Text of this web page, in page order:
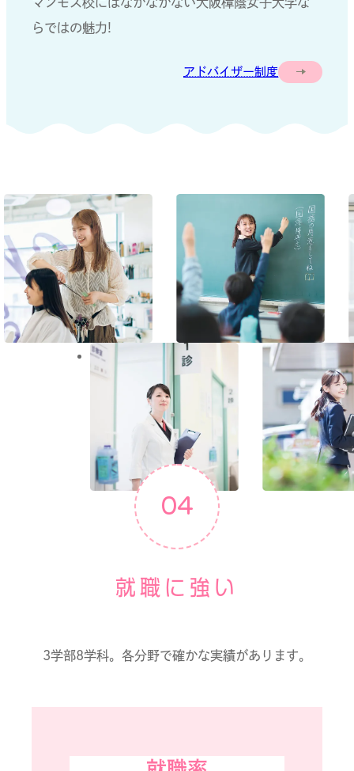
マンモス校にはなかなかない大阪樟蔭女子大学な
らではの魅力！
アドバイザー制度
04
就職に強い
3学部8学科。各分野で確かな実績があります。